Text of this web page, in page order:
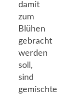
damit
zum
Blühen
gebracht
werden
soll,
sind
gemischte